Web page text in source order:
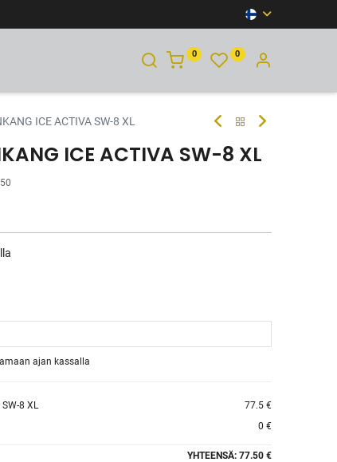
0 0
ICE ACTIVA SW-8 XL
ICE ACTIVA SW-8 XL
ajan kassalla
8 XL
77.5 €
0 €
YHTEENSÄ: 77.50 €